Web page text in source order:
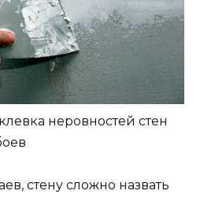
неровностей стен
стену сложно назвать